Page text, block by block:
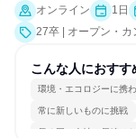
オンライン 1日
27卒 | オープン・
こんな人におすす
環境・エコロジーに携
常に新しいものに挑戦
長く同じ会社に居続けら